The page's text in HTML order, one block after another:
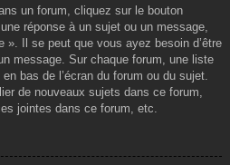
un forum, cliquez sur le bouton
réponse à un sujet ou un message,
». Il se peut que vous ayez besoin d’être
message. Sur chaque forum, une liste
bas de l’écran du forum ou du sujet.
de nouveaux sujets dans ce forum,
jointes dans ce forum, etc.